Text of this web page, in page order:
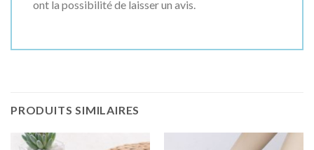
ont la possibilité de laisser un avis.
PRODUITS SIMILAIRES